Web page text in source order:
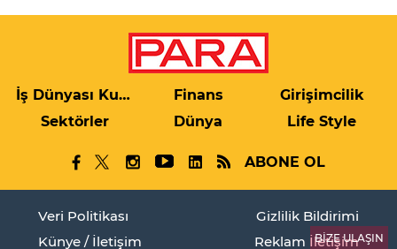
İş Dünyası Kulis Finans
Girişimcilik
Sektörler
Dünya Life Style
ABONE OL
Veri Politikası
Gizlilik Bildirimi
Künye / İletişim
Reklam İletişim
BİZE ULAŞIN